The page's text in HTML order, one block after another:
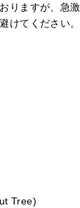
りますが、急
けてください。
Tree)